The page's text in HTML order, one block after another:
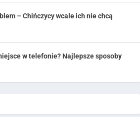
– Chińczycy wcale ich nie chcą
w telefonie? Najlepsze sposoby